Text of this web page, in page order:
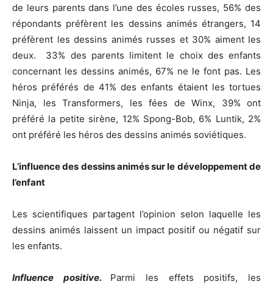
de leurs parents dans l’une des écoles russes, 56% des
répondants préfèrent les dessins animés étrangers, 14
préfèrent les dessins animés russes et 30% aiment les
deux. 33% des parents limitent le choix des enfants
concernant les dessins animés, 67% ne le font pas. Les
héros préférés de 41% des enfants étaient les tortues
Ninja, les Transformers, les fées de Winx, 39% ont
préféré la petite sirène, 12% Spong-Bob, 6% Luntik, 2%
ont préféré les héros des dessins animés soviétiques.
L’influence des dessins animés sur le développement de
l’enfant
Les scientifiques partagent l’opinion selon laquelle les
dessins animés laissent un impact positif ou négatif sur
les enfants.
Influence positive. Parmi les effets positifs, les